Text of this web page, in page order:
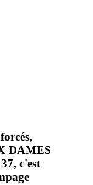
DAMES
c'est